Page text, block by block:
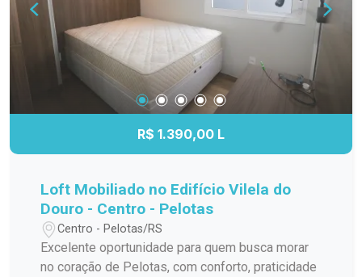
R$ 1.390,00 L
Loft Mobiliado no Edifício Vilela do
Douro - Centro - Pelotas
Centro - Pelotas/RS
Excelente oportunidade para quem busca morar
no coração de Pelotas, com conforto, praticidade